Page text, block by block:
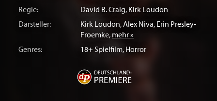
Regie:
David B. Craig, Kirk Loudon
Darsteller:
Kirk Loudon,Alex Niva, Erin Presley-
Froemke, mehr »
Genres:
18+ Spielfilm, Horror